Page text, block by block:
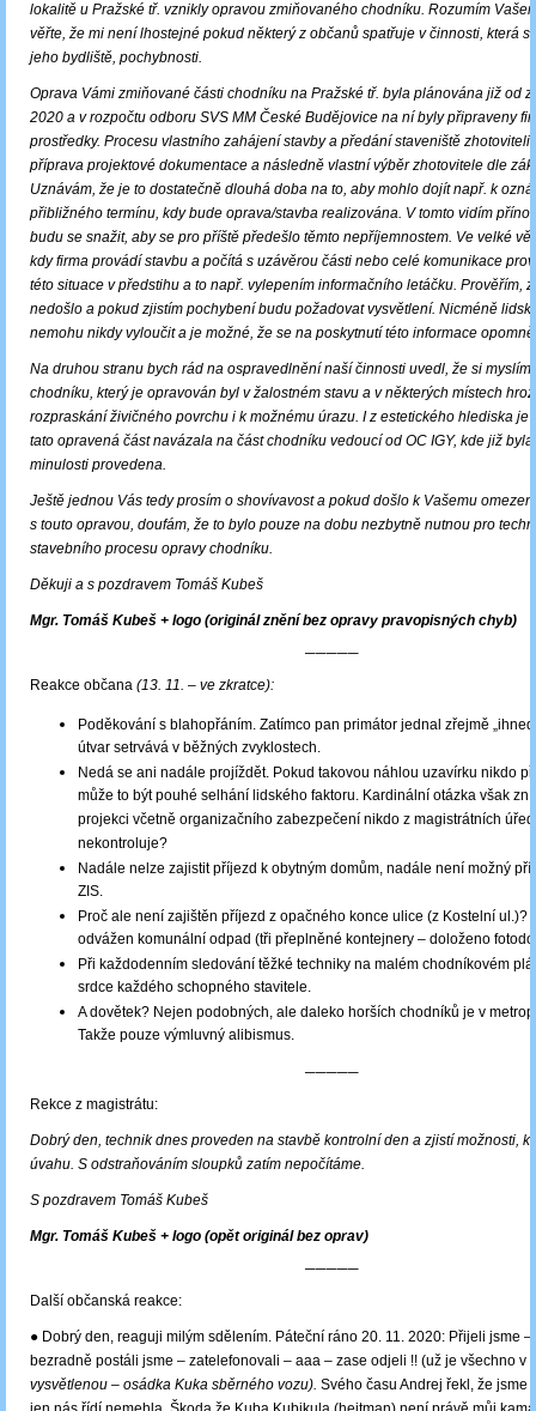
lokalitě u Pražské tř. vznikly opravou zmiňovaného chodníku. Rozumím
věřte, že mi není lhostejné pokud některý z občanů spatřuje v činnosti, která
jeho bydliště, pochybnosti.
Oprava Vámi zmiňované části chodníku na Pražské tř. byla plánována již od
2020 a v rozpočtu odboru SVS MM České Budějovice na ní byly připraveny
prostředky. Procesu vlastního zahájení stavby a předání staveniště zhotoviteli
příprava projektové dokumentace a následně vlastní výběr zhotovitele dle
Uznávám, že je to dostatečně dlouhá doba na to, aby mohlo dojít např. k
přibližného termínu, kdy bude oprava/stavba realizována. V tomto vidím
budu se snažit, aby se pro příště předešlo těmto nepříjemnostem. Ve velké
kdy firma provádí stavbu a počítá s uzávěrou části nebo celé komunikace
této situace v předstihu a to např. vylepením informačního letáčku. Prověřím,
nedošlo a pokud zjistím pochybení budu požadovat vysvětlení. Nicméně
nemohu nikdy vyloučit a je možné, že se na poskytnutí této informace
Na druhou stranu bych rád na ospravedlnění naší činnosti uvedl, že si
chodníku, který je opravován byl v žalostném stavu a v některých místech
rozpraskání živičného povrchu i k možnému úrazu. I z estetického hlediska je
tato opravená část navázala na část chodníku vedoucí od OC IGY, kde již
minulosti provedena.
Ještě jednou Vás tedy prosím o shovívavost a pokud došlo k Vašemu
s touto opravou, doufám, že to bylo pouze na dobu nezbytně nutnou pro
stavebního procesu opravy chodníku.
Děkuji a s pozdravem Tomáš Kubeš
Mgr. Tomáš Kubeš + logo (originál znění bez opravy pravopisných chyb)
─────
Reakce občana (13. 11. – ve zkratce):
Poděkování s blahopřáním. Zatímco pan primátor jednal zřejmě
útvar setrvává v běžných zvyklostech.
Nedá se ani nadále projíždět. Pokud takovou náhlou uzavírku nikdo
může to být pouhé selhání lidského faktoru. Kardinální otázka však
projekci včetně organizačního zabezpečení nikdo z magistrátních
nekontroluje?
Nadále nelze zajistit příjezd k obytným domům, nadále není možný
ZIS.
Proč ale není zajištěn příjezd z opačného konce ulice (z Kostelní ul.)?
odvážen komunální odpad (tři přeplněné kontejnery ‒ doloženo
Při každodenním sledování těžké techniky na malém chodníkovém
srdce každého schopného stavitele.
A dovětek? Nejen podobných, ale daleko horších chodníků je v
Takže pouze výmluvný alibismus.
─────
Rekce z magistrátu:
Dobrý den, technik dnes proveden na stavbě kontrolní den a zjistí možnosti,
úvahu. S odstraňováním sloupků zatím nepočítáme.
S pozdravem Tomáš Kubeš
Mgr. Tomáš Kubeš + logo (opět originál bez oprav)
─────
Další občanská reakce:
● Dobrý den, reaguji milým sdělením. Páteční ráno 20. 11. 2020: Přijeli jsme
bezradně postáli jsme – zatelefonovali ‒ aaa ‒ zase odjeli !! (už je všechno v
vysvětlenou – osádka Kuka sběrného vozu). Svého času Andrej řekl, že jsme